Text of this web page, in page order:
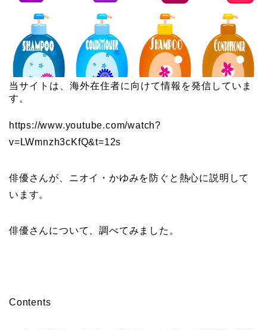
当サイトは、海外在住者に向けて情報を発信していま
す。
https://www.youtube.com/watch?
v=LWmnzh3cKfQ&t=12s
俳優さんが、ニオイ・かゆみを防ぐと熱心に説明して
います。
俳優さんについて、調べてみました。
Contents